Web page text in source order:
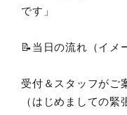
です」
📝当日の流れ（イメ
受付＆スタッフがご
（はじめましての緊